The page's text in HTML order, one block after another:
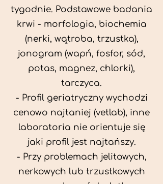
tygodnie. Podstawowe badania
krwi - morfologia, biochemia
(nerki, wątroba, trzustka),
jonogram (wapń, fosfor, sód,
potas, magnez, chlorki),
tarczyca.
- Profil geriatryczny wychodzi
cenowo najtaniej (vetlab), inne
laboratoria nie orientuje się
jaki profil jest najtańszy.
- Przy problemach jelitowych,
nerkowych lub trzustkowych